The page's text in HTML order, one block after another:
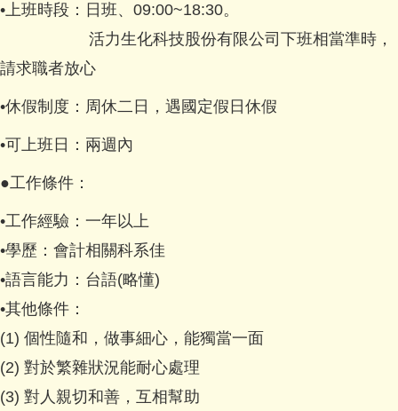
•上班時段：日班、09:00~18:30。
活力生化科技股份有限公司下班相當準時，
請求職者放心
•休假制度：周休二日，遇國定假日休假
•可上班日：兩週內
●工作條件：
•工作經驗：一年以上
•學歷：會計相關科系佳
•語言能力：台語(略懂)
•其他條件：
(1) 個性隨和，做事細心，能獨當一面
(2) 對於繁雜狀況能耐心處理
(3) 對人親切和善，互相幫助